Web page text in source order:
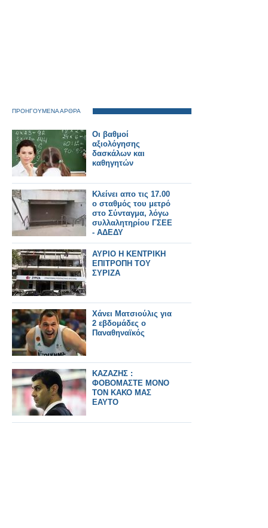
ΠΡΟΗΓΟΥΜΕΝΑ ΑΡΘΡΑ
Οι βαθμοί
αξιολόγησης
δασκάλων και
καθηγητών
Κλείνει απο τις 17.00
ο σταθμός του μετρό
στο Σύνταγμα, λόγω
συλλαλητηρίου ΓΣΕΕ
- ΑΔΕΔΥ
ΑΥΡΙΟ Η ΚΕΝΤΡΙΚΗ
ΕΠΙΤΡΟΠΗ ΤΟΥ
ΣΥΡΙΖΑ
Χάνει Ματσιούλις για
2 εβδομάδες ο
Παναθηναϊκός
ΚΑΖΑΖΗΣ :
ΦΟΒΟΜΑΣΤΕ ΜΟΝΟ
ΤΟΝ ΚΑΚΟ ΜΑΣ
ΕΑΥΤΟ